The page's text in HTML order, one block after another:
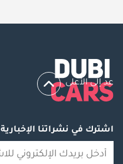
عد إلى الأعلى
اشترك في نشراتنا الإخبارية